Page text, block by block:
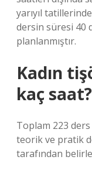
yarıyıl
dersin süresi 40
planlanmıştır.
Kadın
kaç saat?
Toplam 223
teorik ve pratik
tarafından